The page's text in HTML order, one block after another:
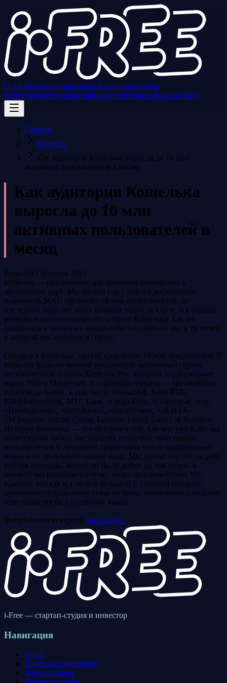
О насПроекты и партнёрыДля стартаповДля
инвесторовМероприятияВакансииНовостиКонтактыEn
Главная
Новости
Как аудитория Кошелька выросла до 10 млн
активных пользователей в месяц
Как аудитория Кошелька
выросла до 10 млн
активных пользователей в
месяц
Кошелёк 1 февраля 2021
Кошелёк — приложение для хранения банковских и
дисконтных карт. Мы начали год с нового достижения:
показатель MAU превысил 10 млн пользователей. За
последние пару лет наша команда выросла вдвое, и я обещал
ребятам написать статью об истории Кошелька: как он
создавался и менялся и какие события привели нас в ту точку,
в которой мы находимся сейчас.
Сегодня в Кошельке зарегистрированы 18 млн покупателей. В
Кошелёк встроен первый российский мобильный сервис
бесконтактной оплаты Кошелёк Pay, который поддерживает
карты Visa и Mastercard. А партнёры сервиса — крупнейшие
розничные банки, в том числе Тинькофф, Банк ВТБ,
Райффайзенбанк, МТС Банк, Альфа-Банк, и торговые сети:
«Перекрёсток», «ВкусВилл», «Пятёрочка», «ЛЕНТА»,
«М.Видео», Adidas Group, Lamoda, United Colors of Benetton.
История Кошелька — это история о том, как вот уже 8 лет мы
балансируем между насущными потребностями наших
пользователей и желанием привносить что-то кардинально
новое в их пользовательский опыт. Мы до сих пор обсуждаем
внутри команды, можно ли было дойти до той точки, в
которой мы находимся сейчас, более простым путем. Но,
кажется, что как и у любой большой и сложной истории,
причинно-следственные связи не были линейными и каждый
этап развития был по-своему важен.
Читать полную версию по ссылке.
i-Free — стартап-студия и инвестор
Навигация
О нас
Проекты и партнёры
Для стартапов